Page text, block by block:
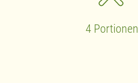
4 Portionen